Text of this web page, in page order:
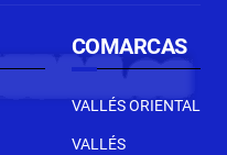
COMARCAS
VALLÉS ORIENTAL
VALLÉS